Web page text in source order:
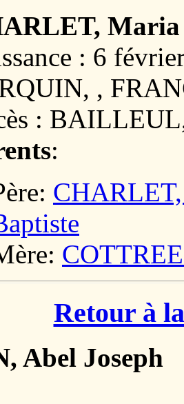
Maria
: 6
,
:
:
CHARLET,
Retour à
Abel Joseph